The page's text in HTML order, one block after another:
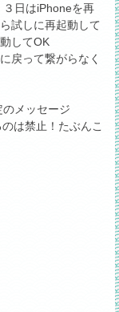
日はiPhoneを再
試しに再起動して
してOK
戻って繋がらなく
メッセージ
は禁止！たぶんこ